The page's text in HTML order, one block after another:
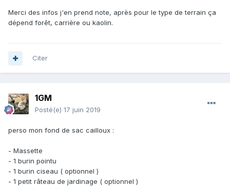
Merci des infos j'en prend note, après pour le type de terrain ça
dépend forêt, carrière ou kaolin.
Citer
1GM
Posté(e) 17 juin 2019
perso mon fond de sac cailloux :
- Massette
- 1 burin pointu
- 1 burin ciseau ( optionnel )
- 1 petit râteau de jardinage ( optionnel )